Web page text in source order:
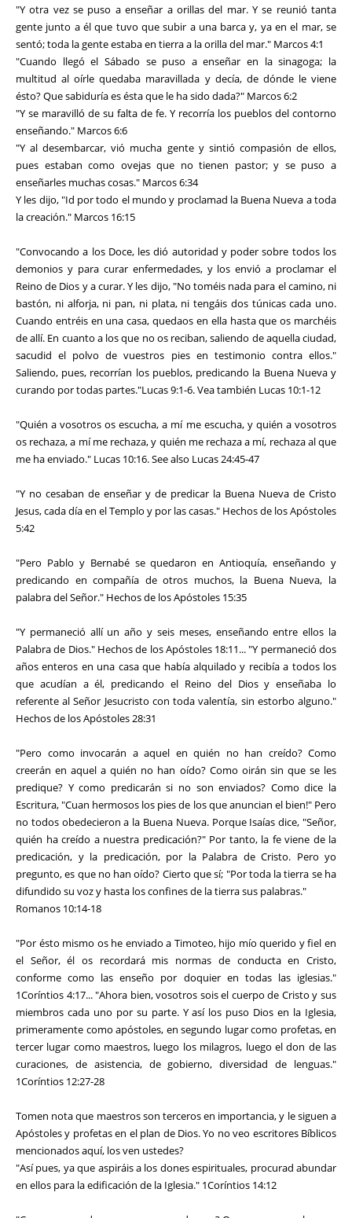
"Y otra vez se puso a enseñar a orillas del mar. Y se reunió tanta
gente junto a él que tuvo que subir a una barca y, ya en el mar, se
sentó; toda la gente estaba en tierra a la orilla del mar." Marcos 4:1
"Cuando llegó el Sábado se puso a enseñar en la sinagoga; la
multitud al oírle quedaba maravillada y decía, de dónde le viene
ésto? Que sabiduría es ésta que le ha sido dada?" Marcos 6:2
"Y se maravilló de su falta de fe. Y recorría los pueblos del contorno
enseñando." Marcos 6:6
"Y al desembarcar, vió mucha gente y sintió compasión de ellos,
pues estaban como ovejas que no tienen pastor; y se puso a
enseñarles muchas cosas." Marcos 6:34
Y les dijo, "Id por todo el mundo y proclamad la Buena Nueva a toda
la creación." Marcos 16:15
"Convocando a los Doce, les dió autoridad y poder sobre todos los
demonios y para curar enfermedades, y los envió a proclamar el
Reino de Dios y a curar. Y les dijo, "No toméis nada para el camino, ni
bastón, ni alforja, ni pan, ni plata, ni tengáis dos túnicas cada uno.
Cuando entréis en una casa, quedaos en ella hasta que os marchéis
de allí. En cuanto a los que no os reciban, saliendo de aquella ciudad,
sacudid el polvo de vuestros pies en testimonio contra ellos."
Saliendo, pues, recorrían los pueblos, predicando la Buena Nueva y
curando por todas partes."Lucas 9:1-6. Vea también Lucas 10:1-12
"Quién a vosotros os escucha, a mí me escucha, y quién a vosotros
os rechaza, a mí me rechaza, y quién me rechaza a mí, rechaza al que
me ha enviado." Lucas 10:16. See also Lucas 24:45-47
"Y no cesaban de enseñar y de predicar la Buena Nueva de Cristo
Jesus, cada día en el Templo y por las casas." Hechos de los Apóstoles
5:42
"Pero Pablo y Bernabé se quedaron en Antioquía, enseñando y
predicando en compañía de otros muchos, la Buena Nueva, la
palabra del Señor." Hechos de los Apóstoles 15:35
"Y permaneció allí un año y seis meses, enseñando entre ellos la
Palabra de Dios." Hechos de los Apóstoles 18:11... "Y permaneció dos
años enteros en una casa que había alquilado y recibía a todos los
que acudían a él, predicando el Reino del Dios y enseñaba lo
referente al Señor Jesucristo con toda valentía, sin estorbo alguno."
Hechos de los Apóstoles 28:31
"Pero como invocarán a aquel en quién no han creído? Como
creerán en aquel a quién no han oído? Como oirán sin que se les
predique? Y como predicarán si no son enviados? Como dice la
Escritura, "Cuan hermosos los pies de los que anuncian el bien!" Pero
no todos obedecieron a la Buena Nueva. Porque Isaías dice, "Señor,
quién ha creído a nuestra predicación?" Por tanto, la fe viene de la
predicación, y la predicación, por la Palabra de Cristo. Pero yo
pregunto, es que no han oído? Cierto que sí; "Por toda la tierra se ha
difundido su voz y hasta los confines de la tierra sus palabras."
Romanos 10:14-18
"Por ésto mismo os he enviado a Timoteo, hijo mío querido y fiel en
el Señor, él os recordará mis normas de conducta en Cristo,
conforme como las enseño por doquier en todas las iglesias."
1Coríntios 4:17... "Ahora bien, vosotros sois el cuerpo de Cristo y sus
miembros cada uno por su parte. Y así los puso Dios en la Iglesia,
primeramente como apóstoles, en segundo lugar como profetas, en
tercer lugar como maestros, luego los milagros, luego el don de las
curaciones, de asistencia, de gobierno, diversidad de lenguas."
1Coríntios 12:27-28
Tomen nota que maestros son terceros en importancia, y le siguen a
Apóstoles y profetas en el plan de Dios. Yo no veo escritores Bíblicos
mencionados aquí, los ven ustedes?
"Así pues, ya que aspiráis a los dones espirituales, procurad abundar
en ellos para la edificación de la Iglesia." 1Coríntios 14:12